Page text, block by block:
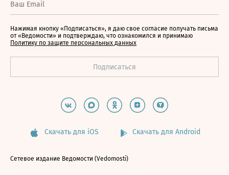
Нажимая кнопку «Подписаться», я даю свое согласие получать письма
от «Ведомости» и подтверждаю, что ознакомился и принимаю
Политику по защите персональных данных
Скачать для iOS Скачать для Android
Сетевое издание Ведомости (Vedomosti)